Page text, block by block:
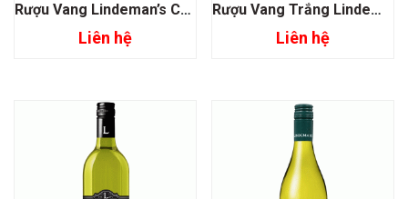
Rượu Vang Lindeman’s Cawarra Chardonnay
Liên hệ
Rượu Vang Trắng Lindeman’s Bin 95 Sauvignon Blanc
Liên hệ